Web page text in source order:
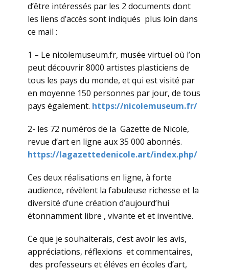
d’être intéressés par les 2 documents dont
les liens d’accès sont indiqués plus loin dans
ce mail :
1 – Le nicolemuseum.fr, musée virtuel où l’on
peut découvrir 8000 artistes plasticiens de
tous les pays du monde, et qui est visité par
en moyenne 150 personnes par jour, de tous
pays également. https://nicolemuseum.fr/
2- les 72 numéros de la Gazette de Nicole,
revue d’art en ligne aux 35 000 abonnés.
https://lagazettedenicole.art/index.php/
Ces deux réalisations en ligne, à forte
audience, révèlent la fabuleuse richesse et la
diversité d’une création d’aujourd’hui
étonnamment libre , vivante et et inventive.
Ce que je souhaiterais, c’est avoir les avis,
appréciations, réflexions et commentaires,
des professeurs et éléves en écoles d’art,